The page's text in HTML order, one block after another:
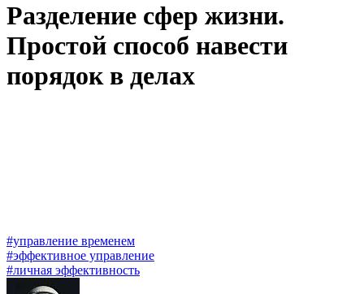
Разделение сфер жизни.
Простой способ навести
порядок в делах
#управление временем
#эффективное управление
#личная эффективность